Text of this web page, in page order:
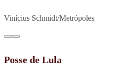
Vinícius Schmidt/Metrópoles
Posse de Lula